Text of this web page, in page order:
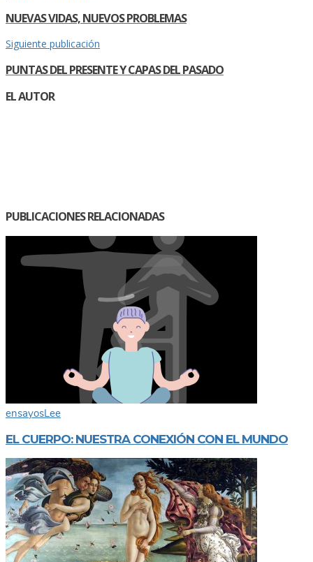
NUEVAS VIDAS, NUEVOS PROBLEMAS
Siguiente publicación
PUNTAS DEL PRESENTE Y CAPAS DEL PASADO
EL AUTOR
PUBLICACIONES RELACIONADAS
ensayosLee
EL CUERPO: NUESTRA CONEXIÓN CON EL MUNDO